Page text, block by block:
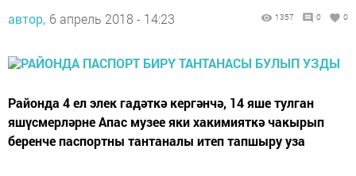
автор, 6 апрель 2018 - 14:23 1357 0 0
Районда 4 ел элек гадәткә кергәнчә, 14 яше тулган
яшүсмерләрне Апас музее яки хакимияткә чакырып
беренче паспортны тантаналы итеп тапшыру уза